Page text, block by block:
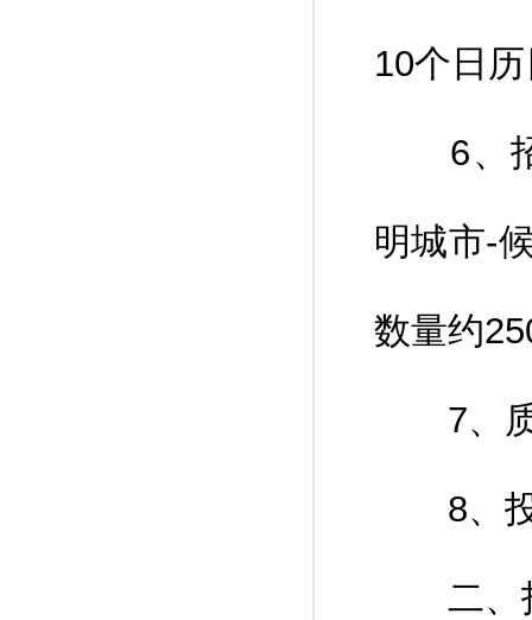
10个日
6、招
明城市-
数量约
7、质
8、投
二、投